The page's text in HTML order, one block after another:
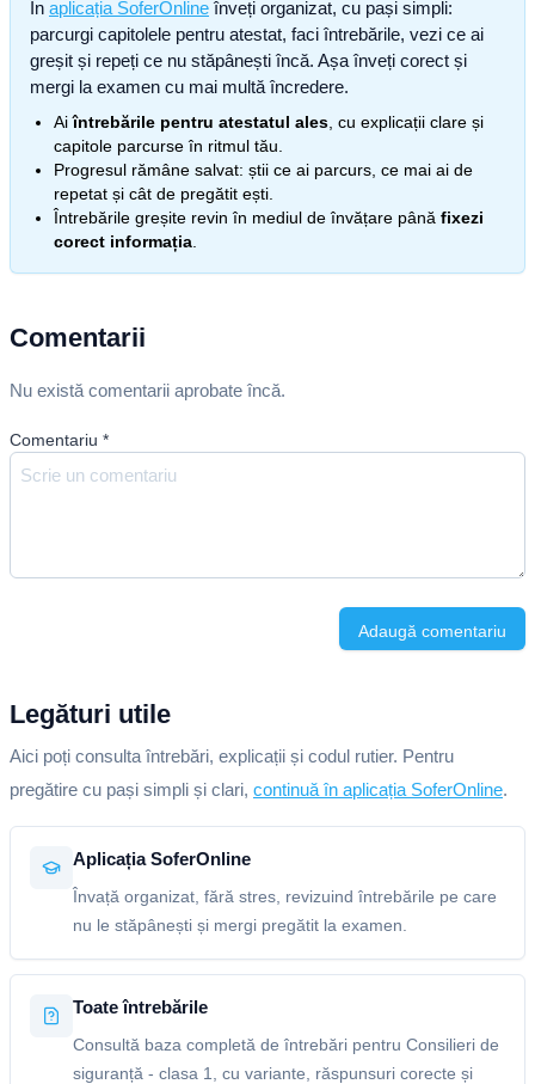
În aplicația SoferOnline înveți organizat, cu pași simpli:
parcurgi capitolele pentru atestat, faci întrebările, vezi ce ai
greșit și repeți ce nu stăpânești încă. Așa înveți corect și
mergi la examen cu mai multă încredere.
Aiîntrebările pentru atestatul ales , cu explicații clare și
capitole parcurse în ritmul tău.
Progresul rămâne salvat: știi ce ai parcurs, ce mai ai de
repetat și cât de pregătit ești.
Întrebările greșite revin în mediul de învățare până fixezi
corect informația
Comentarii
Nu există comentarii aprobate încă.
Comentariu *
Adaugă comentariu
Legături utile
Aici poți consulta întrebări, explicații și codul rutier. Pentru
pregătire cu pași simpli și clari, continuă în aplicația SoferOnline.
Aplicația SoferOnline
Învață organizat, fără stres, revizuind întrebările pe care
nu le stăpânești și mergi pregătit la examen.
Toate întrebările
Consultă baza completă de întrebări pentru Consilieri de
siguranță - clasa 1, cu variante, răspunsuri corecte și